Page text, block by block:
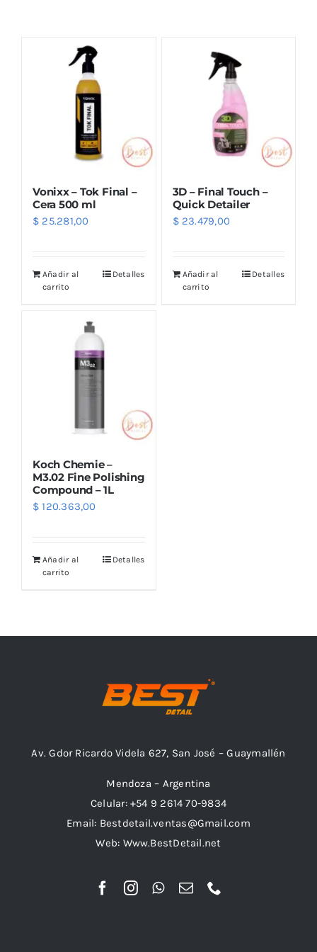
Combos
Mayorista
Noticias
Vonixx – Tok Final –
Cera 500 ml
$ 25.281,00
Añadir al
carrito
Detalles
3D – Final Touch –
Quick Detailer
$23.479,00
Añadir al
carrito
Detalles
Koch Chemie –
M3.02 Fine Polishing
Compound – 1L
$ 120.363,00
Añadir al
carrito
Detalles
Av. Gdor Ricardo Videla 627, San José – Guaymallén
Mendoza – Argentina
Celular: +54 9 2614 70-9834
Email: Bestdetail.ventas@Gmail.com
Web: Www.BestDetail.net